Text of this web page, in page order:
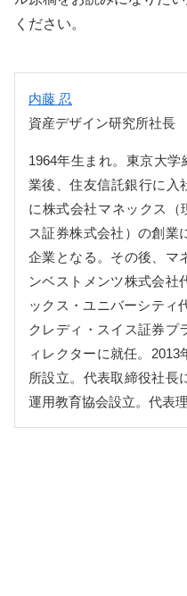
ください。
内藤 忍
資産デザイン研究所社長
1964年生まれ。東京大学
業後、住友信託銀行に入
に株式会社マネックス（
ス証券株式会社）の創業
企業となる。その後、マ
ンベストメンツ株式会社
ックス・ユニバーシティ
クレディ・スイス証券プ
ィレクターに就任。
所設立。代表取締役社長
運用教育協会設立。代表